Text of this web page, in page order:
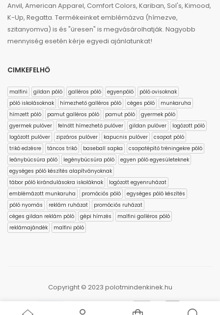
Anvil, American Apparel, Comfort Colors, Kariban, Sol's, Kimood,
K-Up, Regatta. Termékeinket emblémázva (hímezve,
szitanyomva) is és "üresen" is megvásárolhatják. Nagyobb
mennyiség esetén kérje egyedi ajánlatunkat!
CIMKEFELHŐ
malfini gildan póló galléros póló egyenpóló
póló ovisoknak
póló iskolásoknak
hímezhető galléros póló céges póló
munkaruha
hímzett póló
pamut galléros póló pamut póló
gyermek póló
gyermek pulóver
felnőtt hímezhető pulóver gildan pulóver
logózott póló
logózott pulóver
zipzáros pulóver kapucnis pulóver
csapat póló
trikó edzésre
táncos trikó baseball sapka
csapatépítő tréningekre póló
leánybúcsúra póló
legénybúcsúra póló
egyen póló egyesületeknek
egységes póló készítés alapítványoknak
tábor póló kirándulásokra iskoláknak
logózott egyenruházat
emblémázott munkaruha
promóciós póló
egységes póló készítés
póló nyomás
reklám ruházat
promóciós ruházat
céges gildan reklám póló
gépi hímzés
malfini galléros póló
reklámajándék
malfini póló
Copyright © 2023 polotmindenkinek.hu